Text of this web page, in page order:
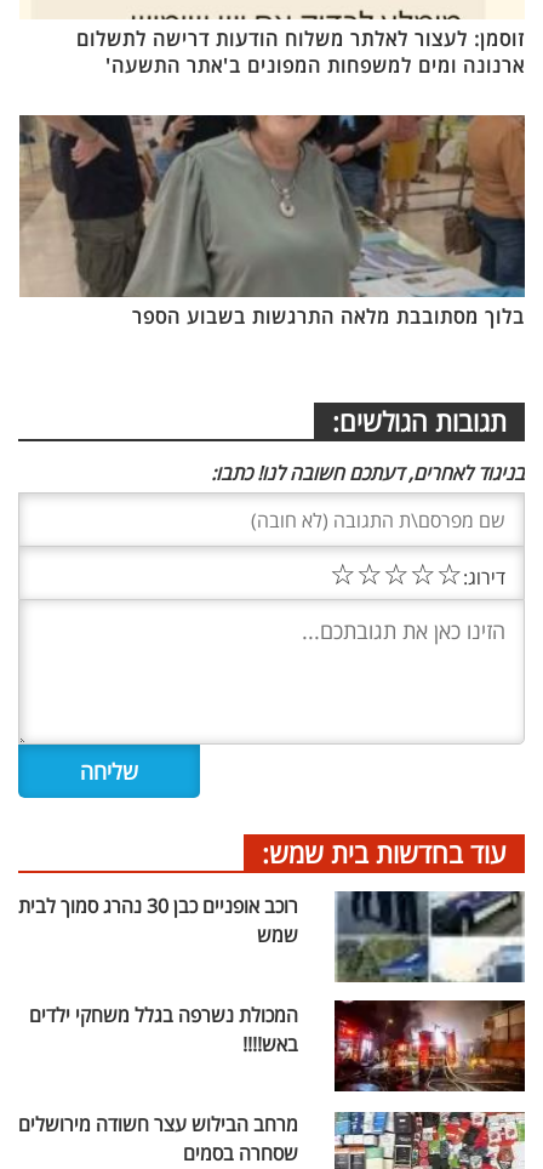
זוסמן: לעצור לאלתר משלוח הודעות דרישה לתשלום
ארנונה ומים למשפחות המפונים ב'אתר התשעה'
בלוך מסתובבת מלאה התרגשות בשבוע הספר
תגובות הגולשים:
בניגוד לאחרים, דעתכם חשובה לנו! כתבו:
דירוג:☆
☆
☆
☆
☆
עוד בחדשות בית שמש:
רוכב אופניים כבן 30 נהרג סמוך לבית
שמש
המכולת נשרפה בגלל משחקי ילדים
באש!!!!
מרחב הבילוש עצר חשודה מירושלים
שסחרה בסמים